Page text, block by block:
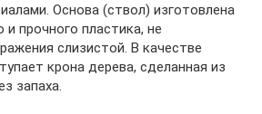
Основа (ствол) изготовлена
и прочного пластика, не
слизистой. В качестве
крона дерева, сделанная из
запаха.